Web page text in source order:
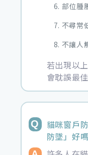
部位腫
不尋常
不讓人
若出現以
會耽誤最
貓咪窗戶
防墜」好